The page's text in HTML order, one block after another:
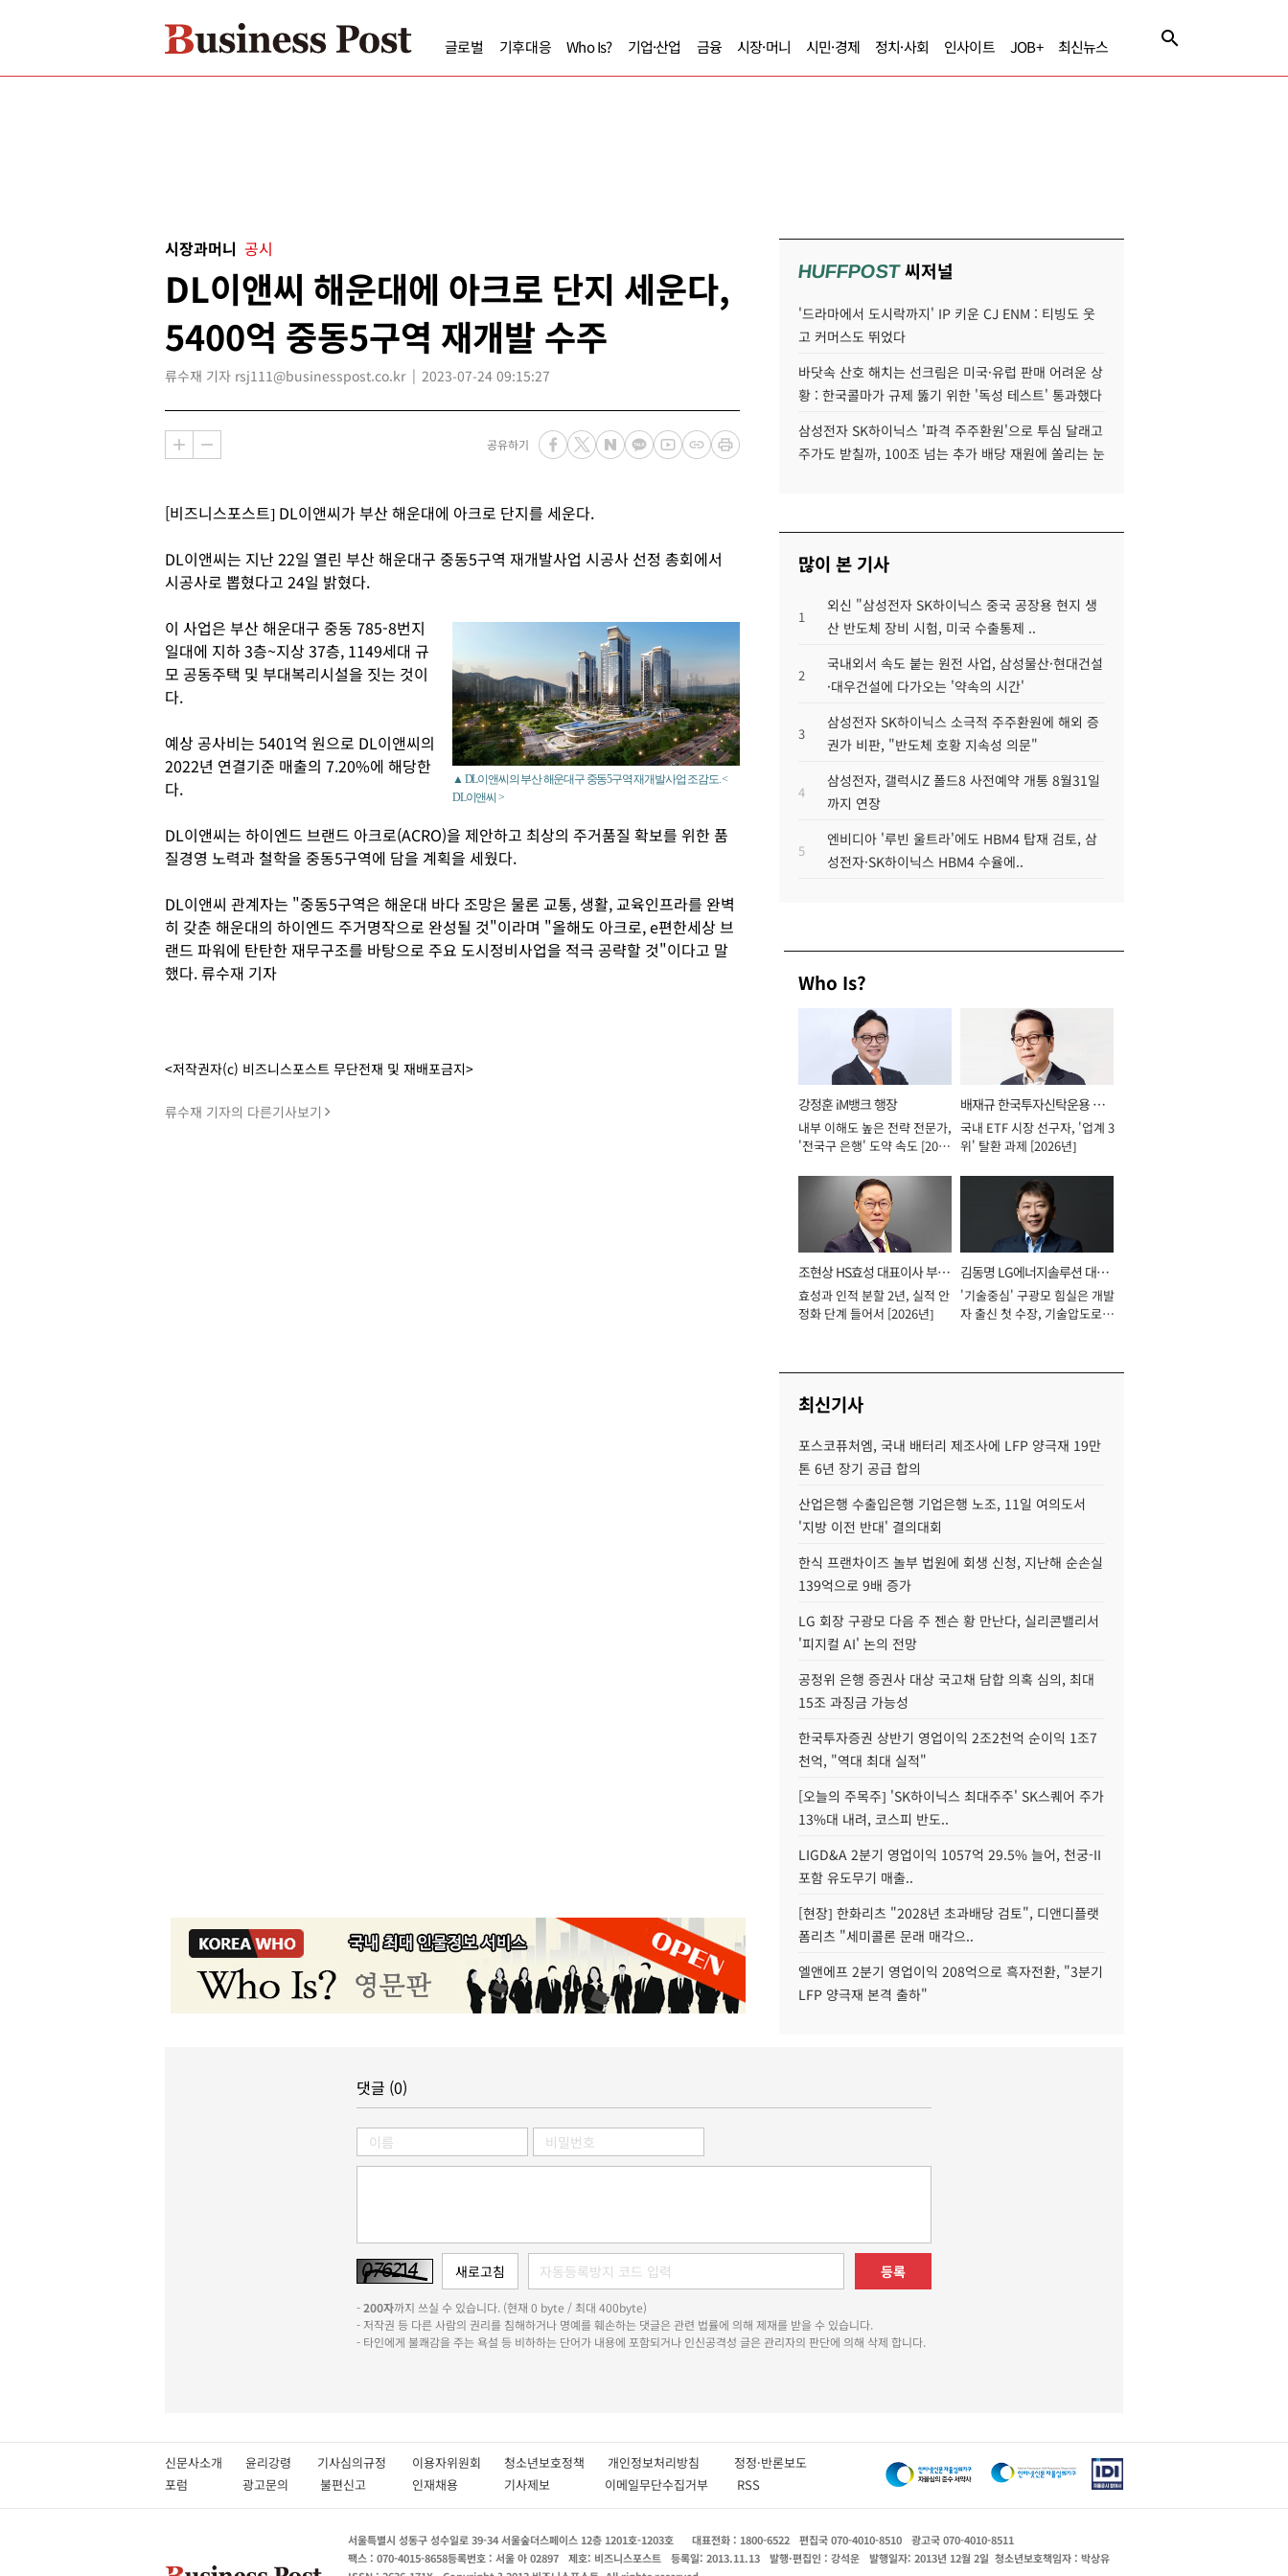
글로벌 기후대응 Who Is? 기업·산업 금융 시장·머니 시민·경제 정치·사회 인사이트 JOB+ 최신뉴스
시장과머니 공시
DL이앤씨 해운대에 아크로 단지 세운다,
5400억 중동5구역 재개발 수주
류수재 기자 rsj111@businesspost.co.kr 2023-07-24 09:15:27
공유하기
[비즈니스포스트] DL이앤씨가 부산 해운대에 아크로 단지를 세운다.
DL이앤씨는 지난 22일 열린 부산 해운대구 중동5구역 재개발사업 시공사 선정 총회에서
시공사로 뽑혔다고 24일 밝혔다.
▲ DL이앤씨의 부산 해운대구 중동5구역 재개발사업 조감도. <
DL이앤씨 >
이 사업은 부산 해운대구 중동 785-8번지
일대에 지하 3층~지상 37층, 1149세대 규
모 공동주택 및 부대복리시설을 짓는 것이
다.
예상 공사비는 5401억 원으로 DL이앤씨의
2022년 연결기준 매출의 7.20%에 해당한
다.
DL이앤씨는 하이엔드 브랜드 아크로(ACRO)을 제안하고 최상의 주거품질 확보를 위한 품
질경영 노력과 철학을 중동5구역에 담을 계획을 세웠다.
DL이앤씨 관계자는 "중동5구역은 해운대 바다 조망은 물론 교통, 생활, 교육인프라를 완벽
히 갖춘 해운대의 하이엔드 주거명작으로 완성될 것"이라며 "올해도 아크로, e편한세상 브
랜드 파워에 탄탄한 재무구조를 바탕으로 주요 도시정비사업을 적극 공략할 것"이다고 말
했다. 류수재 기자
<저작권자(c) 비즈니스포스트 무단전재 및 재배포금지>
류수재 기자의 다른기사보기
HUFFPOST씨저널
'드라마에서 도시락까지' IP 키운 CJ ENM : 티빙도 웃
고 커머스도 뛰었다
바닷속 산호 해치는 선크림은 미국·유럽 판매 어려운 상
황 : 한국콜마가 규제 뚫기 위한 '독성 테스트' 통과했다
삼성전자 SK하이닉스 '파격 주주환원'으로 투심 달래고
주가도 받칠까, 100조 넘는 추가 배당 재원에 쏠리는 눈
많이 본 기사
1
외신 "삼성전자 SK하이닉스 중국 공장용 현지 생
산 반도체 장비 시험, 미국 수출통제 ..
2
국내외서 속도 붙는 원전 사업, 삼성물산·현대건설
·대우건설에 다가오는 '약속의 시간'
3
삼성전자 SK하이닉스 소극적 주주환원에 해외 증
권가 비판, "반도체 호황 지속성 의문"
4
삼성전자, 갤럭시Z 폴드8 사전예약 개통 8월31일
까지 연장
5
엔비디아 '루빈 울트라'에도 HBM4 탑재 검토, 삼
성전자·SK하이닉스 HBM4 수율에..
Who Is?
강정훈 iM뱅크 행장
내부 이해도 높은 전략 전문가,
'전국구 은행' 도약 속도 [2026
배재규 한국투자신탁운용 대
표이사 사장
국내 ETF 시장 선구자, '업계 3
위' 탈환 과제 [2026년]
조현상 HS효성 대표이사 부회
장
효성과 인적 분할 2년, 실적 안
정화 단계 들어서 [2026년]
김동명 LG에너지솔루션 대표
이사 사장
'기술중심' 구광모 힘실은 개발
자 출신 첫 수장, 기술압도로
최신기사
포스코퓨처엠, 국내 배터리 제조사에 LFP 양극재 19만
톤 6년 장기 공급 합의
산업은행 수출입은행 기업은행 노조, 11일 여의도서
'지방 이전 반대' 결의대회
한식 프랜차이즈 놀부 법원에 회생 신청, 지난해 순손실
139억으로 9배 증가
LG 회장 구광모 다음 주 젠슨 황 만난다, 실리콘밸리서
'피지컬 AI' 논의 전망
공정위 은행 증권사 대상 국고채 담합 의혹 심의, 최대
15조 과징금 가능성
한국투자증권 상반기 영업이익 2조2천억 순이익 1조7
천억, "역대 최대 실적"
[오늘의 주목주] 'SK하이닉스 최대주주' SK스퀘어 주가
13%대 내려, 코스피 반도..
LIGD&A 2분기 영업이익 1057억 29.5% 늘어, 천궁-II
포함 유도무기 매출..
[현장] 한화리츠 "2028년 초과배당 검토", 디앤디플랫
폼리츠 "세미콜론 문래 매각으..
엘앤에프 2분기 영업이익 208억으로 흑자전환, "3분기
LFP 양극재 본격 출하"
댓글 (0)
등록
-200자까지 쓰실 수 있습니다. (현재 0 byte / 최대 400byte)
- 저작권 등 다른 사람의 권리를 침해하거나 명예를 훼손하는 댓글은 관련 법률에 의해 제재를 받을 수 있습니다.
- 타인에게 불쾌감을 주는 욕설 등 비하하는 단어가 내용에 포함되거나 인신공격성 글은 관리자의 판단에 의해 삭제 합니다.
신문사소개 윤리강령 기사심의규정 이용자위원회 청소년보호정책 개인정보처리방침 정정·반론보도
포럼
광고문의 불편신고 인재채용 기사제보 이메일무단수집거부 RSS
서울특별시 성동구 성수일로 39-34 서울숲더스페이스 12층 1201호-1203호 대표전화 : 1800-6522 편집국 070-4010-8510
광고국 070-4010-8511
팩스 : 070-4015-8658등록번호 : 서울 아 02897 제호: 비즈니스포스트 등록일: 2013.11.13 발행·편집인 : 강석운 발행일자: 2013년 12월 2일 청소년보호책임자 : 박상유